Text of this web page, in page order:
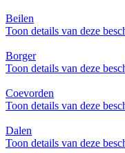
Beilen
Toon details van deze
Borger
Toon details van deze
Coevorden
Toon details van deze
Dalen
Toon details van deze